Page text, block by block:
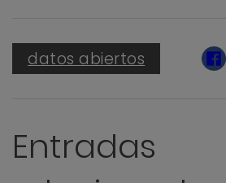
datos abiertos
Entradas